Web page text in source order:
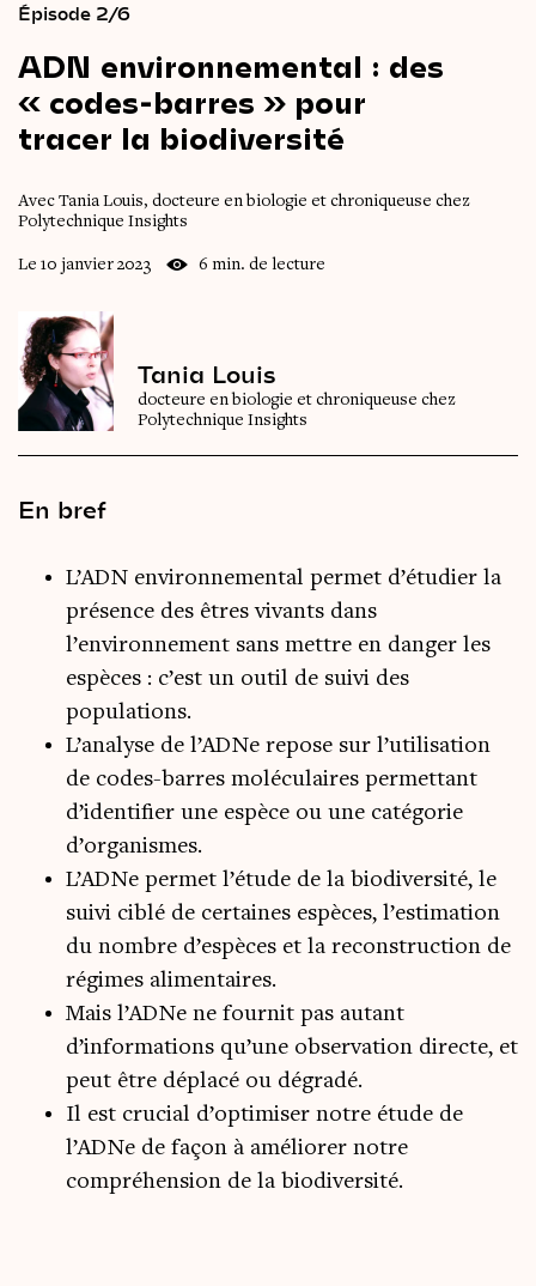
Épisode 2/6
ADN environnemental : des
« codes-barres » pour
tracer la biodiversité
Avec Tania Louis, docteure en biologie et chroniqueuse chez
Polytechnique Insights
Le 10 janvier 2023 6 min. de lecture
Tania Louis
docteure en biologie et chroniqueuse chez
Polytechnique Insights
En bref
L’ADN environnemental permet d’étudier la
présence des êtres vivants dans
l’environnement sans mettre en danger les
espèces : c’est un outil de suivi des
populations.
L’analyse de l’ADNe repose sur l’utilisation
de codes-barres moléculaires permettant
d’identifier une espèce ou une catégorie
d’organismes.
L’ADNe permet l’étude de la biodiversité, le
suivi ciblé de certaines espèces, l’estimation
du nombre d’espèces et la reconstruction de
régimes alimentaires.
Mais l’ADNe ne fournit pas autant
d’informations qu’une observation directe, et
peut être déplacé ou dégradé.
Il est crucial d’optimiser notre étude de
l’ADNe de façon à améliorer notre
compréhension de la biodiversité.